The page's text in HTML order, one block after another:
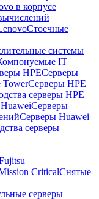
в корпусе
Стоечные
системы
IT
HPEСерверы
TowerСерверы HPE
серверы HPE
Серверы
Серверы Huawei
серверы
CriticalСнятые
серверы